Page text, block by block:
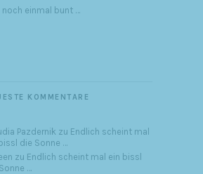
noch einmal bunt …
KOMMENTARE
Pazdernik zu Endlich scheint mal
die Sonne …
zu Endlich scheint mal ein bissl
…